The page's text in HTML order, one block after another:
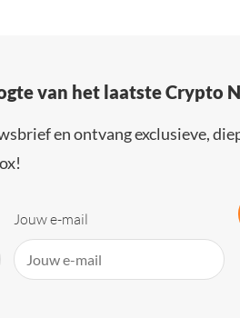
van het laatste Crypto
en ontvang exclusieve,
Jouw e-mail